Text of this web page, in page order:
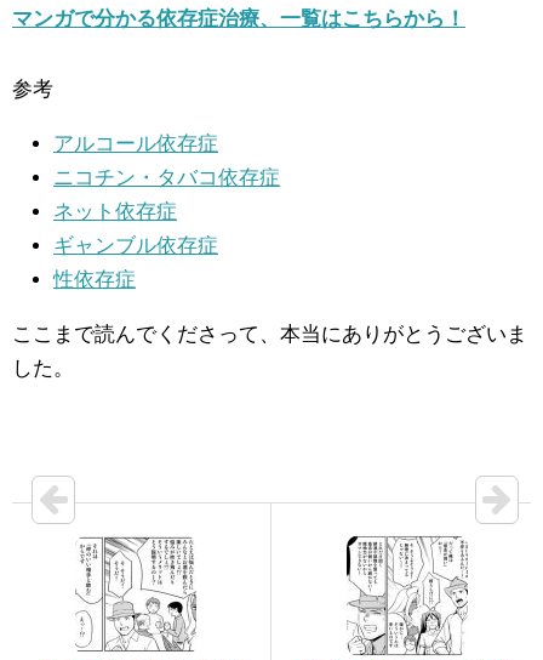
マンガで分かる依存症治療、一覧はこちらから！
参考
アルコール依存症
ニコチン・タバコ依存症
ネット依存症
ギャンブル依存症
性依存症
ここまで読んでくださって、本当にありがとうございま
した。